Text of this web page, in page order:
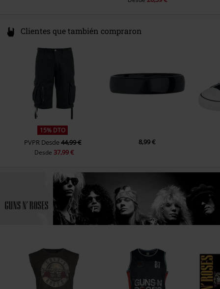
Clientes que también compraron
15% DTO
PVPR Desde44,99 €
Desde 37,99 €
8,99 €